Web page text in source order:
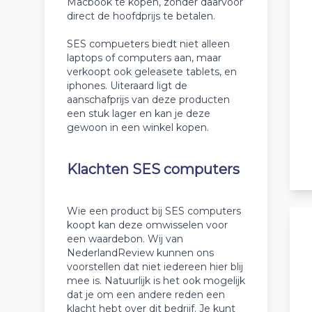
direct de hoofdprijs te betalen.
SES compueters biedt niet alleen
laptops of computers aan, maar
verkoopt ook geleasete tablets, en
iphones. Uiteraard ligt de
aanschafprijs van deze producten
een stuk lager en kan je deze
gewoon in een winkel kopen.
Klachten SES computers
Wie een product bij SES computers
koopt kan deze omwisselen voor
een waardebon. Wij van
NederlandReview kunnen ons
voorstellen dat niet iedereen hier blij
mee is. Natuurlijk is het ook mogelijk
dat je om een andere reden een
klacht hebt over dit bedrijf. Je kunt